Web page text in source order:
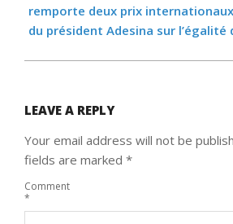
remporte deux prix
du président Adesina sur l’égalité
LEAVE A REPLY
Your email address will not be
fields are marked *
Comment
*